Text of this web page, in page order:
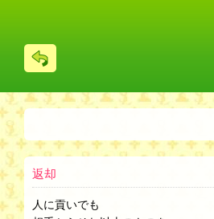
る
返却
人に貢いでも